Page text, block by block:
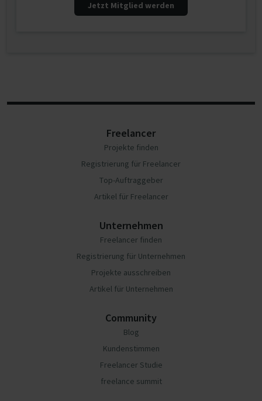
Jetzt Mitglied werden
Freelancer
Projekte finden
Registrierung für Freelancer
Top-Auftraggeber
Artikel für Freelancer
Unternehmen
Freelancer finden
Registrierung für Unternehmen
Projekte ausschreiben
Artikel für Unternehmen
Community
Blog
Kundenstimmen
Freelancer Studie
freelance summit